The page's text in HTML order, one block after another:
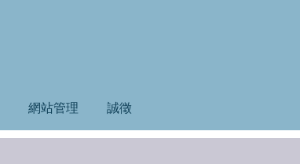
網站管理 誠徵